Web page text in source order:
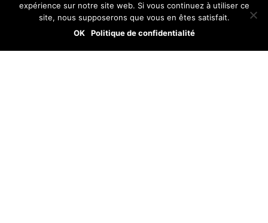
expérience sur notre site web. Si vous continuez à utiliser ce
site, nous supposerons que vous en êtes satisfait.
OK
Politique de confidentialité